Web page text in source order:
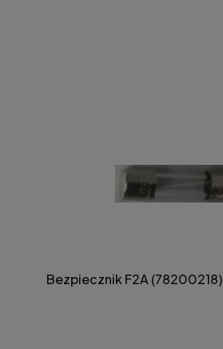
Bezpiecznik F2A (78200218)